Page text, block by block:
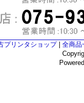
プリンタショップ| 全商品